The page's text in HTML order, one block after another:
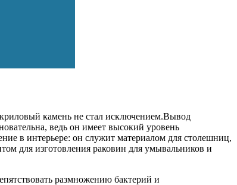
камень не стал исключением.Вывод
ведь он имеет высокий уровень
в интерьере: он служит материалом для столешниц,
для изготовления раковин для умывальников и
размножению бактерий и